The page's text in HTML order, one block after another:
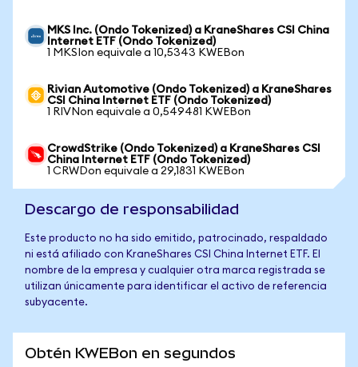
MKS Inc. (Ondo Tokenized) a KraneShares CSI China
Internet ETF (Ondo Tokenized)
1 MKSIon equivale a 10,5343 KWEBon
Rivian Automotive (Ondo Tokenized) a KraneShares
CSI China Internet ETF (Ondo Tokenized)
1 RIVNon equivale a 0,549481 KWEBon
CrowdStrike (Ondo Tokenized) a KraneShares CSI
China Internet ETF (Ondo Tokenized)
1 CRWDon equivale a 29,1831 KWEBon
Descargo de responsabilidad
Este producto no ha sido emitido, patrocinado, respaldado
ni está afiliado con KraneShares CSI China Internet ETF. El
nombre de la empresa y cualquier otra marca registrada se
utilizan únicamente para identificar el activo de referencia
subyacente.
Obtén KWEBon en segundos